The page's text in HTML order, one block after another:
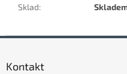
Sklad:
Kontakt